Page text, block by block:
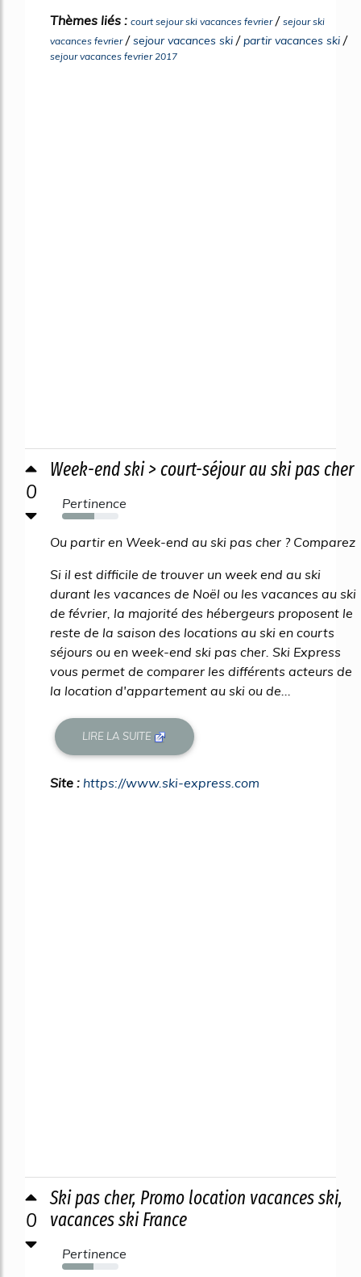
Thèmes liés : court sejour ski vacances fevrier/ sejour ski
vacances fevrier/sejour vacances ski /partir vacances ski /
sejour vacances fevrier 2017
0
Week-end ski > court-séjour au ski pas cher
Pertinence
57%
Ou partir en Week-end au ski pas cher ? Comparez
Si il est difficile de trouver un week end au ski
durant les vacances de Noël ou les vacances au ski
de février, la majorité des hébergeurs proposent le
reste de la saison des locations au ski en courts
séjours ou en week-end ski pas cher. Ski Express
vous permet de comparer les différents acteurs de
la location d'appartement au ski ou de...
LIRE LA SUITE
Site : https://www.ski-express.com
0
Ski pas cher, Promo location vacances ski,
vacances ski France
Pertinence
56%